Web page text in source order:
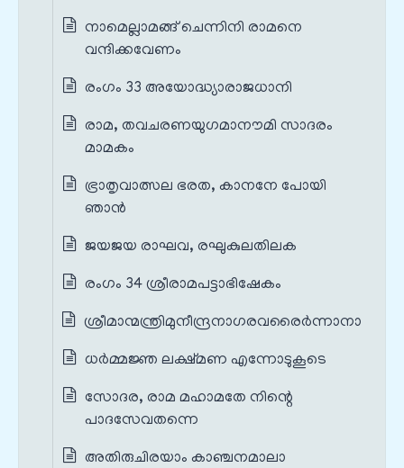
നാമെല്ലാമങ്ങ് ചെന്നിനി രാമനെ
വന്ദിക്കവേണം
രംഗം 33 അയോദ്ധ്യാരാജധാനി
രാമ, തവചരണയുഗമാനൗമി സാദരം
മാമകം
ഭ്രാതൃവാത്സല ഭരത, കാനനേ പോയി
ഞാൻ
ജയജയ രാഘവ, രഘുകുലതിലക
രംഗം 34 ശ്രീരാമപട്ടാഭിഷേകം
ശ്രീമാന്മന്ത്രിമുനീന്ദ്രനാഗരവരൈർന്നാനാ
ധർമ്മജ്ഞ ലക്ഷ്മണ എന്നോടുകൂടെ
സോദര, രാമ മഹാമതേ നിന്റെ
പാദസേവതന്നെ
അതിരുചിരയാം കാഞ്ചനമാലാ